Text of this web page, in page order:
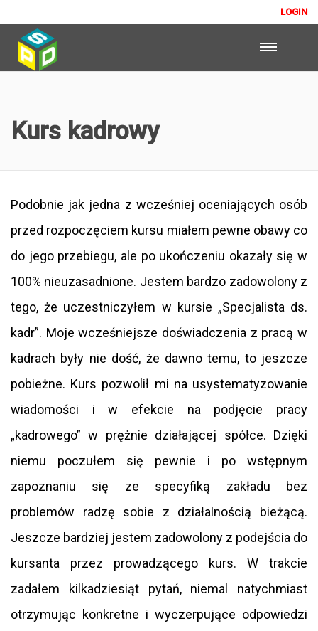
LOGIN
Kurs kadrowy
Podobnie jak jedna z wcześniej oceniających osób
przed rozpoczęciem kursu miałem pewne obawy co
do jego przebiegu, ale po ukończeniu okazały się w
100% nieuzasadnione. Jestem bardzo zadowolony z
tego, że uczestniczyłem w kursie „Specjalista ds.
kadr”. Moje wcześniejsze doświadczenia z pracą w
kadrach były nie dość, że dawno temu, to jeszcze
pobieżne. Kurs pozwolił mi na usystematyzowanie
wiadomości i w efekcie na podjęcie pracy
„kadrowego” w prężnie działającej spółce. Dzięki
niemu poczułem się pewnie i po wstępnym
zapoznaniu się ze specyfiką zakładu bez
problemów radzę sobie z działalnością bieżącą.
Jeszcze bardziej jestem zadowolony z podejścia do
kursanta przez prowadzącego kurs. W trakcie
zadałem kilkadziesiąt pytań, niemal natychmiast
otrzymując konkretne i wyczerpujące odpowiedzi